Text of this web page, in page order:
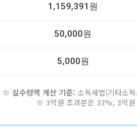
1,159,391원
50,000원
5,000원
※ 실수령액 계산 기준: 소득세법(기타소
※ 3억원 초과분은 33%, 3억